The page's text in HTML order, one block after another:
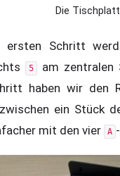
Die
ersten Schritt
5 am zentralen
haben wir den
ein Stück
mit den vier
A